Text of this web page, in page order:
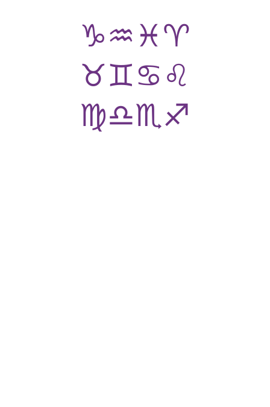
♑♒♓♈
♉♊♋♌
♍♎♏♐